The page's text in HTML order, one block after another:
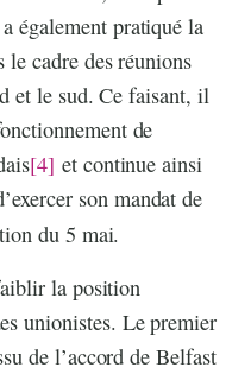
également pratiqué la
cadre des réunions
et le sud. Ce faisant, il
de
[4] et continue ainsi
son mandat de
du 5 mai.
la position
unionistes. Le premier
de l’accord de Belfast